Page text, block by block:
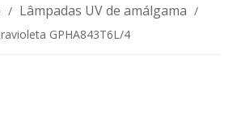
/ Lâmpadas UV de amálgama /
GPHA843T6L/4